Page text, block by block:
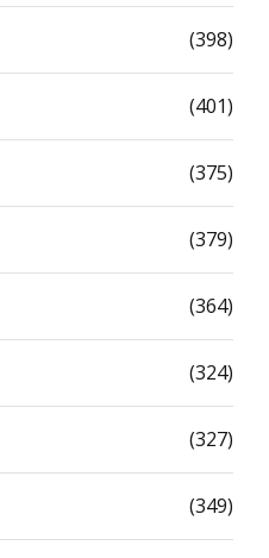
(398)
(401)
(375)
(379)
(364)
(324)
(327)
(349)